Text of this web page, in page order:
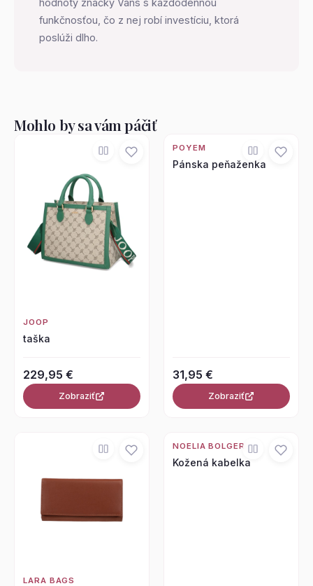
funkčnosťou, čo z nej robí investíciu, ktorá
poslúži dlho.
Mohlo by sa vám páčiť
JOOP
taška
229,95 €
Zobraziť
POYEM
Pánska peňaženka
31,95 €
Zobraziť
LARA BAGS
NOELIA BOLGER
Kožená kabelka